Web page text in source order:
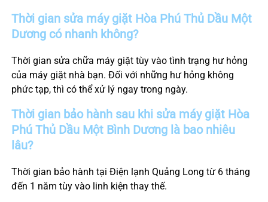
Thời gian sửa máy giặt Hòa PhúThủ Dầu Một
Dươngcó nhanh không?
Thời gian sửa chữa máy giặt tùy vào tình trạng hư hỏng
của máy giặt nhà bạn. Đối với những hư hỏng không
phức tạp, thì có thể xử lý ngay trong ngày.
Thời gian bảo hành sau khi sửa máy giặt Hòa
Phú Thủ Dầu Một Bình Dươnglà bao nhiêu
lâu?
Thời gian bảo hành tại Điện lạnh Quảng Long từ 6 tháng
đến 1 năm tùy vào linh kiện thay thế.